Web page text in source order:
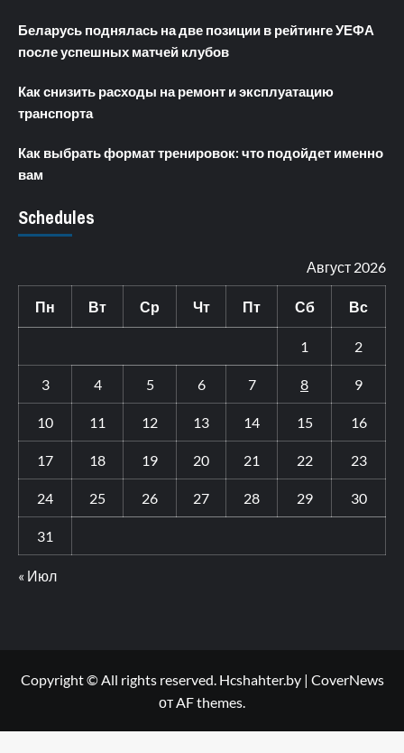
Беларусь поднялась на две позиции в рейтинге УЕФА
после успешных матчей клубов
Как снизить расходы на ремонт и эксплуатацию
транспорта
Как выбрать формат тренировок: что подойдет именно
вам
Schedules
Август 2026
Пн Вт Ср Чт Пт Сб Вс
1 2
3 4 5 6 7 8 9
10 11 12 13 14 15 16
17 18 19 20 21 22 23
24 25 26 27 28 29 30
31
« Июл
Copyright © All rights reserved. Hcshahter.by | CoverNews
от AF themes.